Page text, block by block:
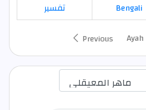
تفسير
Bengali
Previous